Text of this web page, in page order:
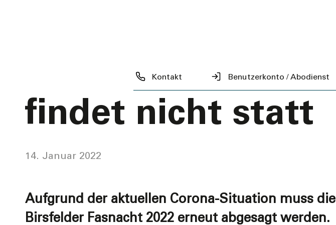
Kontakt Benutzerkonto / Abodienst
Fasnacht 2022
findet nicht statt
14. Januar 2022
Aufgrund der aktuellen Corona-Situation muss die
Birsfelder Fasnacht 2022 erneut abgesagt werden.